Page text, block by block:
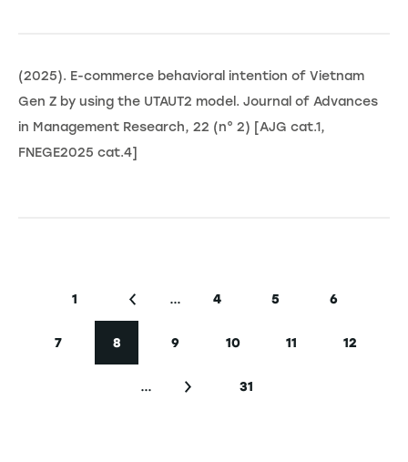
(2025). E-commerce behavioral intention of Vietnam
Gen Z by using the UTAUT2 model. Journal of Advances
in Management Research, 22 (n° 2) [AJG cat.1,
FNEGE2025 cat.4]
Erste Seite
1
Vorherige Seite
… Seite
4
Seite
5
Seite
6
Seite
7
Aktuelle Seite
8
Seite
9
Seite
10
Seite
11
Seite
12
… Nächste SeiteLetzte Seite
31